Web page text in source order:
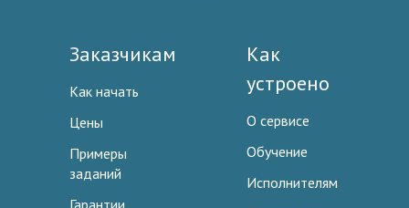
Заказчикам
Как начать
Цены
Примеры
заданий
Как
устроено
О сервисе
Обучение
Исполнителям